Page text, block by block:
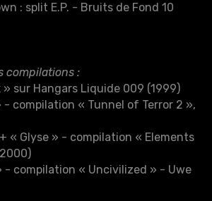
: split E.P. - Bruits de Fond 10
compilations :
sur Hangars Liquide 009 (1999)
- compilation « Tunnel of Terror 2 »,
« Glyse » - compilation « Elements
- compilation « Uncivilized » - Uwe